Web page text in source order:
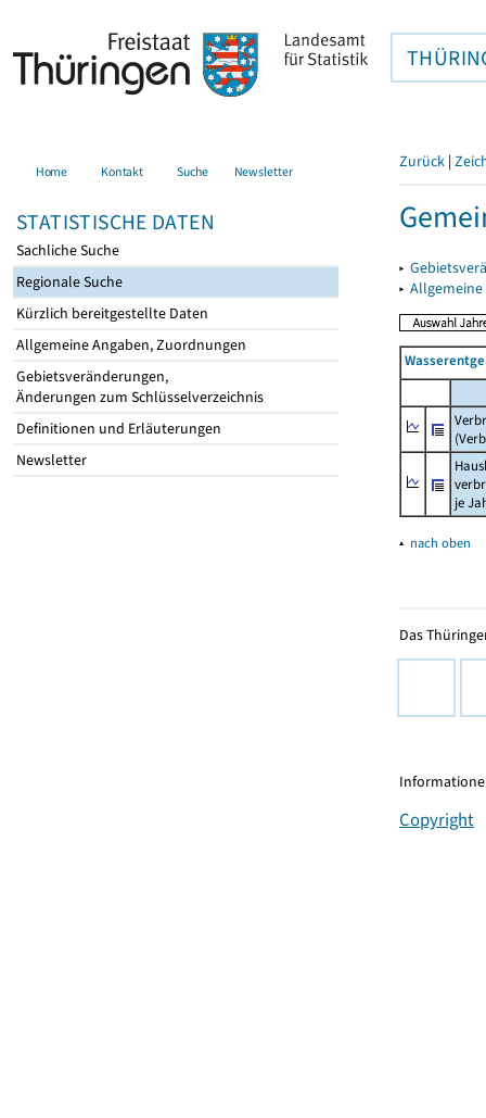
Home Kontakt Suche Newsletter
STATISTISCHE DATEN
Sachliche Suche
Regionale Suche
Kürzlich bereitgestellte Daten
Allgemeine Angaben, Zuordnungen
Gebietsveränderungen,
Änderungen zum Schlüsselverzeichnis
Definitionen und Erläuterungen
Newsletter
Zurück |
▸
▸
je
▴ nach oben
Das
Copyright